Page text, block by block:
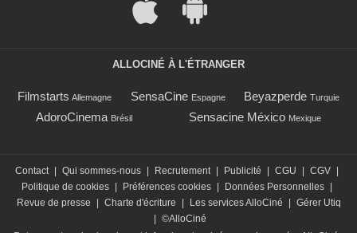
ALLOCINÉ À L'ÉTRANGER
Filmstarts Allemagne SensaCine Espagne Beyazperde Turquie
AdoroCinema Brésil Sensacine México Mexique
Contact | Qui sommes-nous | Recrutement | Publicité | CGU | CGV |
Politique de cookies | Préférences cookies | Données Personnelles |
Revue de presse
| Charte d'écriture | Les services AlloCiné | Gérer Utiq
| ©AlloCiné